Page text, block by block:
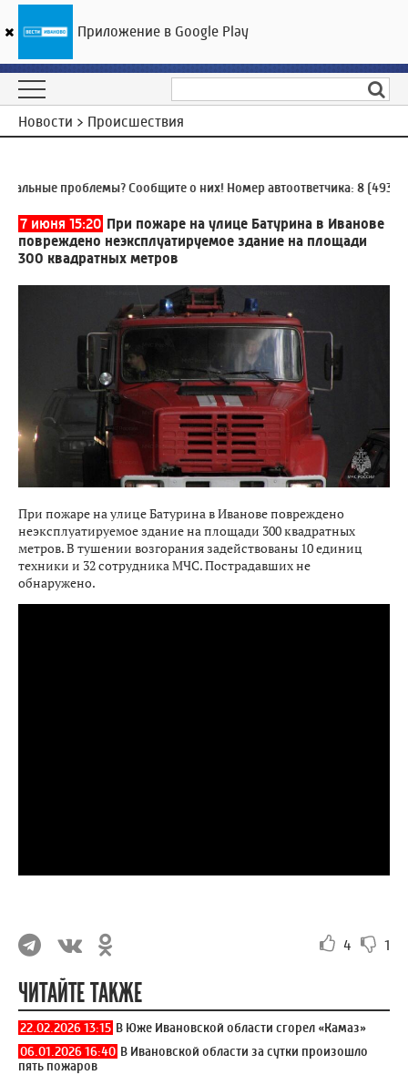
ГТРК «Ивтелерадио»
Новости > Происшествия
проблемы? Сообщите о них! Номер автоответчика:8 (4932)
7 июня 15:20 При пожаре на улице Батурина в Иванове
повреждено неэксплуатируемое здание на площади
300 квадратных метров
При пожаре на улице Батурина в Иванове повреждено
неэксплуатируемое здание на площади 300 квадратных
метров. В тушении возгорания задействованы 10 единиц
техники и 32 сотрудника МЧС. Пострадавших не
обнаружено.
4 1
ЧИТАЙТЕ ТАКЖЕ
22.02.2026 13:15 В Юже Ивановской области сгорел «Камаз»
06.01.2026 16:40 В Ивановской области за сутки произошло
пять пожаров
Приложение в Google Play